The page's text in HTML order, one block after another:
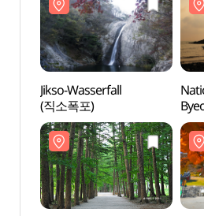
Jikso-Wasserfall
(직소폭포)
(변